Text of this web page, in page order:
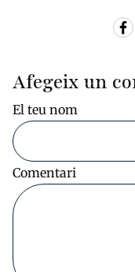
Afegeix un
El teu nom
Comentari